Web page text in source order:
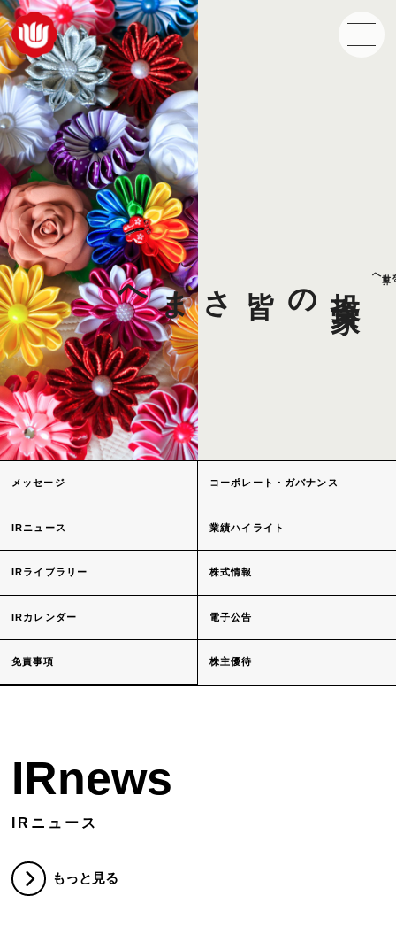
日本のモノ作りを世界へ
の皆さまへ
メッセージ コーポレート・ガバナンス
IRニュース 業績ハイライト
IRライブラリー 株式情報
IRカレンダー 電子公告
免責事項 株主優待
IRnews
IRニュース
もっと見る